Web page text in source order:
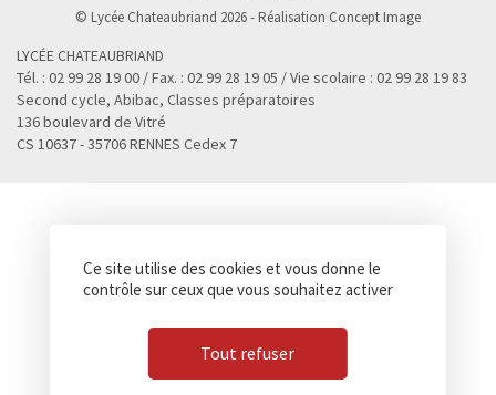
© Lycée Chateaubriand 2026 - Réalisation Concept Image
LYCÉE CHATEAUBRIAND
Tél. : 02 99 28 19 00 / Fax. : 02 99 28 19 05 / Vie scolaire : 02 99 28 19 83
Second cycle, Abibac, Classes préparatoires
136 boulevard de Vitré
CS 10637 - 35706 RENNES Cedex 7
Ce site utilise des cookies et vous donne le
contrôle sur ceux que vous souhaitez activer
Tout refuser